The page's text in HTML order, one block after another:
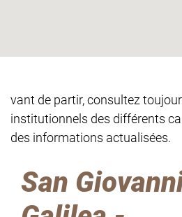
vant de partir, consultez
institutionnels des différents
des informations actualisées.
San